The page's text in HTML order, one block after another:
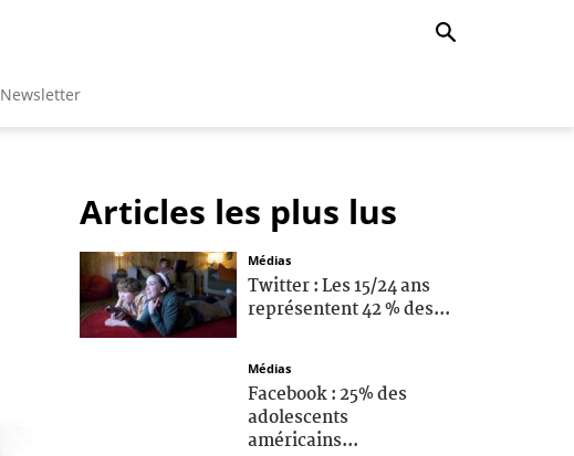
Newsletter
Articles les plus lus
Médias
Twitter : Les 15/24 ans
représentent 42 % des...
Médias
Facebook : 25% des
adolescents
américains...